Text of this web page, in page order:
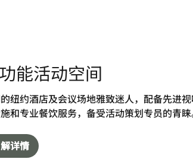
能活动空间
纽约酒店及会议场地雅致迷人，配备先进
和专业餐饮服务，备受活动策划专员的青睐
详情